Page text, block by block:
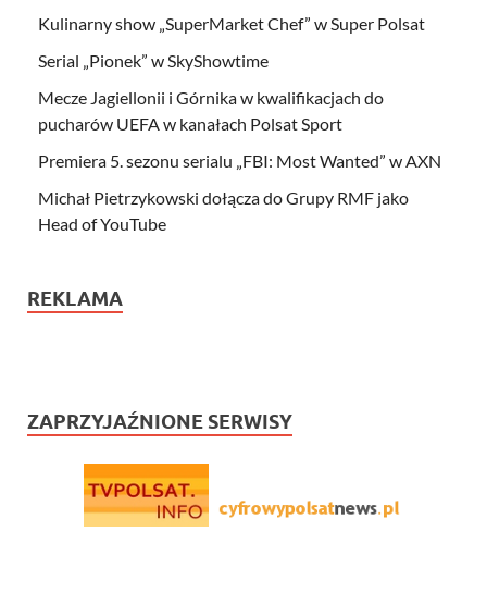
Kulinarny show „SuperMarket Chef” w Super Polsat
Serial „Pionek” w SkyShowtime
Mecze Jagiellonii i Górnika w kwalifikacjach do
pucharów UEFA w kanałach Polsat Sport
Premiera 5. sezonu serialu „FBI: Most Wanted” w AXN
Michał Pietrzykowski dołącza do Grupy RMF jako
Head of YouTube
REKLAMA
ZAPRZYJAŹNIONE SERWISY